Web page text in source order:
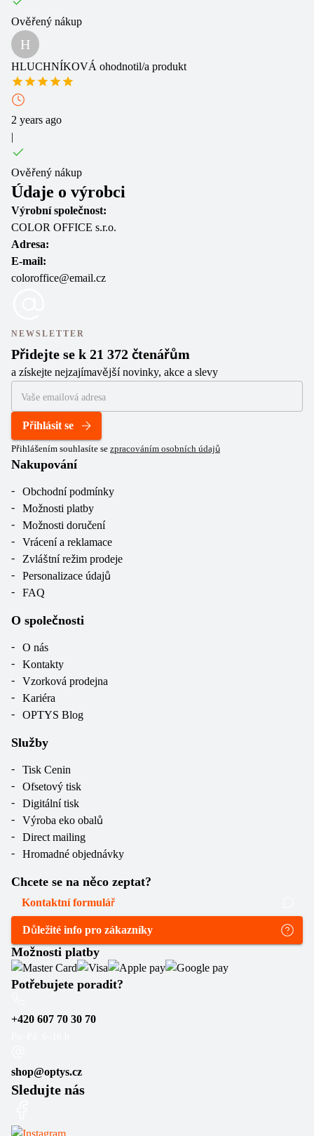
Ověřený nákup
H
HLUCHNÍKOVÁ ohodnotil/a produkt
2 years ago
|
Ověřený nákup
Údaje o výrobci
Výrobní společnost:
COLOR OFFICE s.r.o.
Adresa:
E-mail:
coloroffice@email.cz
NEWSLETTER
Přidejte se k 21 372 čtenářům
a získejte nejzajímavější novinky, akce a slevy
Přihlásit se
Přihlášením souhlasíte se zpracováním osobních údajů
Nakupování
Obchodní podmínky
Možnosti platby
Možnosti doručení
Vrácení a reklamace
Zvláštní režim prodeje
Personalizace údajů
FAQ
O společnosti
O nás
Kontakty
Vzorková prodejna
Kariéra
OPTYS Blog
Služby
Tisk Cenin
Ofsetový tisk
Digitální tisk
Výroba eko obalů
Direct mailing
Hromadné objednávky
Chcete se na něco zeptat?
Kontaktní formulář
Důležité info pro zákazníky
Možnosti platby
Potřebujete poradit?
+420 607 70 30 70
shop@optys.cz
Sledujte nás